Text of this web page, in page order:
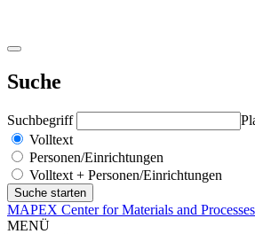
Suche
Suchbegriff
Volltext
Personen/Einrichtungen
Volltext + Personen/Einrichtungen
MAPEX Center for Materials and Processes
MENÜ